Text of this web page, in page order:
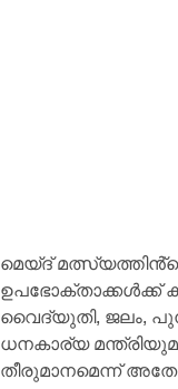
മെയ്ദ്
ഉപഭോക്താക്കൾക്ക്
വൈദ്യുതി, ജലം,
ധനകാര്യ
തീരുമാനമെന്ന്